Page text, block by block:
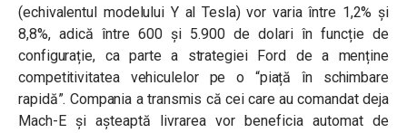
(echivalentul modelului Y al Tesla) vor varia între 1,2% și
8,8%, adică între 600 și 5.900 de dolari în funcție de
configurație, ca parte a strategiei Ford de a menține
competitivitatea vehiculelor pe o “piață în schimbare
rapidă”. Compania a transmis că cei care au comandat deja
Mach-E și așteaptă livrarea vor beneficia automat de